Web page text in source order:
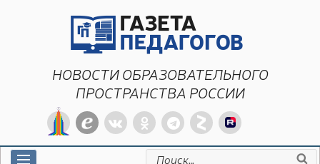
НОВОСТИ ОБРАЗОВАТЕЛЬНОГО
ПРОСТРАНСТВА РОССИИ
Искать: